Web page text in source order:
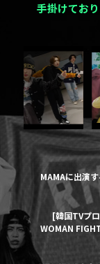
手掛けており
MAMAに出演
[韓国TVプ
WOMAN